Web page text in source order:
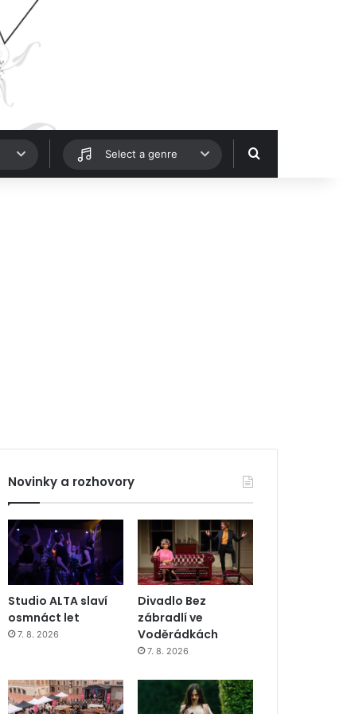
Select a genre Hledat
Novinky a rozhovory
Studio ALTA slaví
osmnáct let
7. 8. 2026
Divadlo Bez
zábradlí ve
Voděrádkách
7. 8. 2026